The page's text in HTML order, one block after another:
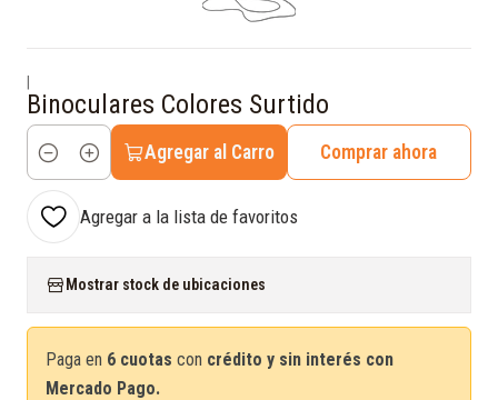
Binoculares Colores Surtido
Cantidad
Agregar al Carro Comprar ahora
Agregar a la lista de favoritos
Mostrar stock de ubicaciones
Paga en 6 cuotas con crédito y sin interés con
Mercado Pago.